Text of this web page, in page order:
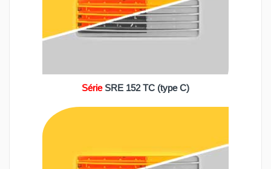
Série SRE 152 TC (type C)